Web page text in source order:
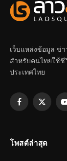
เว็บแหล่งข้อมูล ข่
สำหรับคนไทยใช้
ประเทศไทย
Facebook
X
โพสต์ล่าสุด